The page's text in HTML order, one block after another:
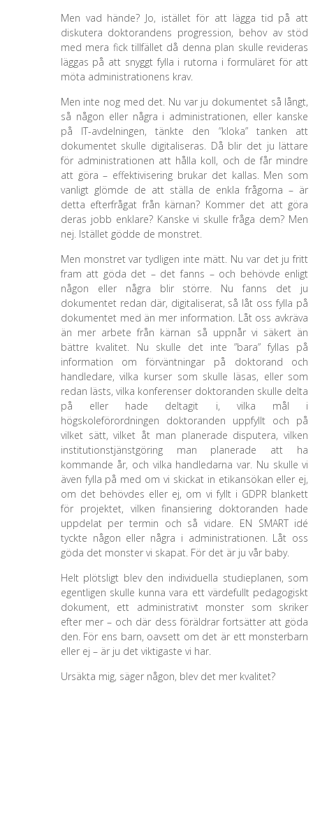
Men vad hände? Jo, istället för att lägga tid på att
diskutera doktorandens progression, behov av stöd
med mera fick tillfället då denna plan skulle revideras
läggas på att snyggt fylla i rutorna i formuläret för att
möta administrationens krav.
Men inte nog med det. Nu var ju dokumentet så långt,
så någon eller några i administrationen, eller kanske
på IT-avdelningen, tänkte den ”kloka” tanken att
dokumentet skulle digitaliseras. Då blir det ju lättare
för administrationen att hålla koll, och de får mindre
att göra – effektivisering brukar det kallas. Men som
vanligt glömde de att ställa de enkla frågorna – är
detta efterfrågat från kärnan? Kommer det att göra
deras jobb enklare? Kanske vi skulle fråga dem? Men
nej. Istället gödde de monstret.
Men monstret var tydligen inte mätt. Nu var det ju fritt
fram att göda det – det fanns – och behövde enligt
någon eller några blir större. Nu fanns det ju
dokumentet redan där, digitaliserat, så låt oss fylla på
dokumentet med än mer information. Låt oss avkräva
än mer arbete från kärnan så uppnår vi säkert än
bättre kvalitet. Nu skulle det inte ”bara” fyllas på
information om förväntningar på doktorand och
handledare, vilka kurser som skulle läsas, eller som
redan lästs, vilka konferenser doktoranden skulle delta
på eller hade deltagit i, vilka mål i
högskoleförordningen doktoranden uppfyllt och på
vilket sätt, vilket åt man planerade disputera, vilken
institutionstjänstgöring man planerade att ha
kommande år, och vilka handledarna var. Nu skulle vi
även fylla på med om vi skickat in etikansökan eller ej,
om det behövdes eller ej, om vi fyllt i GDPR blankett
för projektet, vilken finansiering doktoranden hade
uppdelat per termin och så vidare. EN SMART idé
tyckte någon eller några i administrationen. Låt oss
göda det monster vi skapat. För det är ju vår baby.
Helt plötsligt blev den individuella studieplanen, som
egentligen skulle kunna vara ett värdefullt pedagogiskt
dokument, ett administrativt monster som skriker
efter mer – och där dess föräldrar fortsätter att göda
den. För ens barn, oavsett om det är ett monsterbarn
eller ej – är ju det viktigaste vi har.
Ursäkta mig, säger någon, blev det mer kvalitet?